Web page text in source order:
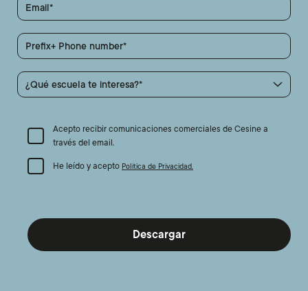
Email
Prefix+ Phone number
¿Qué escuela te interesa?
Acepto recibir comunicaciones comerciales de Cesine a
través del email.
He leído y acepto Política de Privacidad.